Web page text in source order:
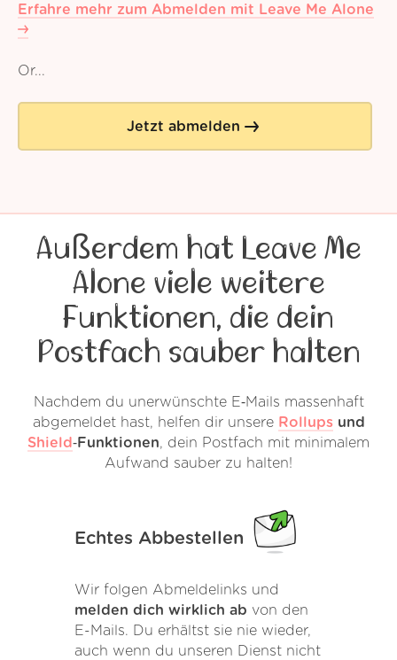
Erfahre mehr zum Abmelden mit Leave Me Alone
Or...
Jetzt abmelden
Außerdem hat Leave Me
Alone viele weitere
Funktionen, die dein
Postfach sauber halten
Nachdem du unerwünschte E‑Mails massenhaft
abgemeldet hast, helfen dir unsere Rollupsund
Shield‑Funktionen, dein Postfach mit minimalem
Aufwand sauber zu halten!
Echtes Abbestellen
Wir folgen Abmeldelinks und
melden dich wirklich ab von den
E-Mails. Du erhältst sie nie wieder,
auch wenn du unseren Dienst nicht